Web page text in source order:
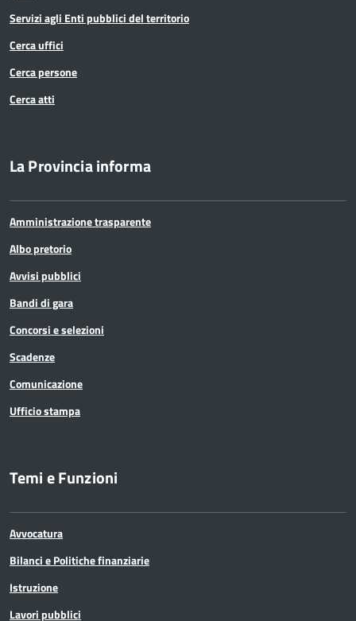
Servizi agli Enti pubblici del territorio
Cerca uffici
Cerca persone
Cerca atti
La Provincia informa
Amministrazione trasparente
Albo pretorio
Avvisi pubblici
Bandi di gara
Concorsi e selezioni
Scadenze
Comunicazione
Ufficio stampa
Temi e Funzioni
Avvocatura
Bilanci e Politiche finanziarie
Istruzione
Lavori pubblici